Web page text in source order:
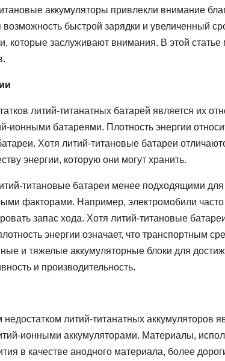
аккумуляторы привлекли внимание
возможность быстрой зарядки и увеличенный
которые заслуживают внимания. В этой
литий-титанатных батарей является их
ионными батареями. Плотность энергии
Хотя литий-титановые батареи
энергии, которую они могут хранить.
титановые батареи менее подходящими
факторами. Например, электромобили
запас хода. Хотя литий-титановые
энергии означает, что транспортным
и тяжелые аккумуляторные блоки для
и производительность.
литий-титанатных аккумуляторов
ионными аккумуляторами. Материалы,
в качестве анодного материала, более